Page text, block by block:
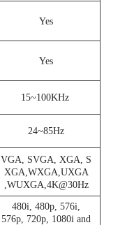
Yes
Yes
15~100KHz
24~85Hz
VGA, SVGA, XGA, S
XGA,WXGA,UXGA
,WUXGA,4K@30Hz
480i, 480p, 576i,
576p, 720p, 1080i and